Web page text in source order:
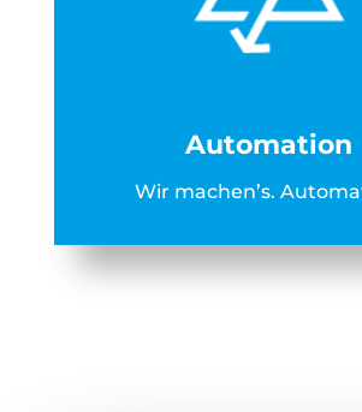
Automation
Wir machen’s.